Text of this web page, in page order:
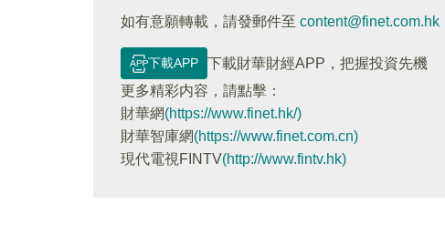
如有意願轉載，請發郵件至 content@finet.com.hk
下載APP
下載財華財經APP，把握投資先機
更多精彩内容，請點擊：
財華網(https://www.finet.hk/)
財華智庫網(https://www.finet.com.cn)
現代電視FINTV(http://www.fintv.hk)